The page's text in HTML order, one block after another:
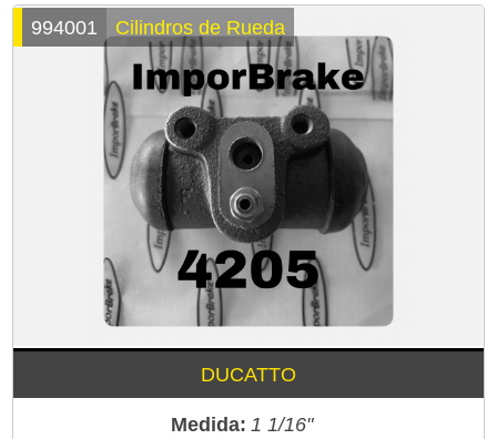
DUCATTO
Medida: 1 1/16"
994001 Cilindros de Rueda